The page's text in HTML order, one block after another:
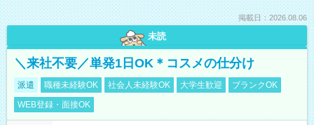
掲載日：2026.08.06
未読
＼来社不要／単発1日OK＊コスメの仕分け
派遣 職種未経験OK 社会人未経験OK 大学生歓迎
ブランクOK
WEB登録・面接OK